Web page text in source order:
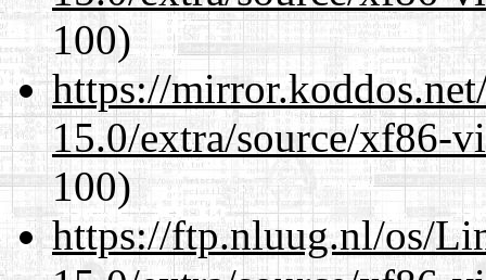
100)
https://
15.0/extra/source/xf86-
100)
https://ftp.nluug.nl/os/